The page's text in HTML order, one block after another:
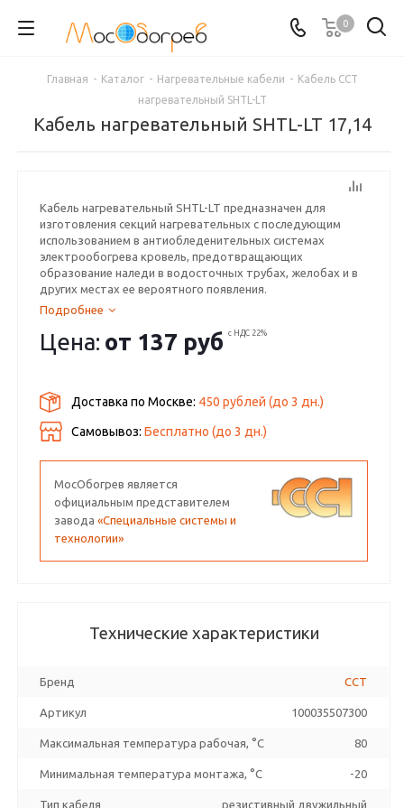
0
Главная - Каталог - Нагревательные кабели - Кабель ССТ
нагревательный SHTL-LT
Кабель нагревательный SHTL-LT 17,14
Кабель нагревательный SHTL-LT предназначен для
изготовления секций нагревательных с последующим
использованием в антиобледенительных системах
электрообогрева кровель, предотвращающих
образование наледи в водосточных трубах, желобах и в
других местах ее вероятного появления.
Подробнее
Цена: от 137 руб с НДС 22%
Доставка по Москве: 450 рублей (до3 дн.)
Самовывоз:Бесплатно (до3 дн.)
МосОбогрев является
официальным представителем
завода«Специальные системы и
технологии»
Технические характеристики
Бренд ССТ
Артикул 100035507300
Максимальная температура рабочая, °C 80
Минимальная температура монтажа, °C -20
Тип кабеля резистивный двужильный